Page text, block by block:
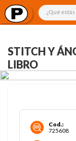
¿Qué estás
STITCH Y
LIBRO
Cod.:
725608